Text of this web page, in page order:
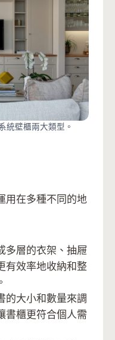
統壁櫃兩大類型。
用在多種不同的地
多層的衣架、抽屜
有效率地收納和整
的大小和數量來調
書櫃更符合個人需